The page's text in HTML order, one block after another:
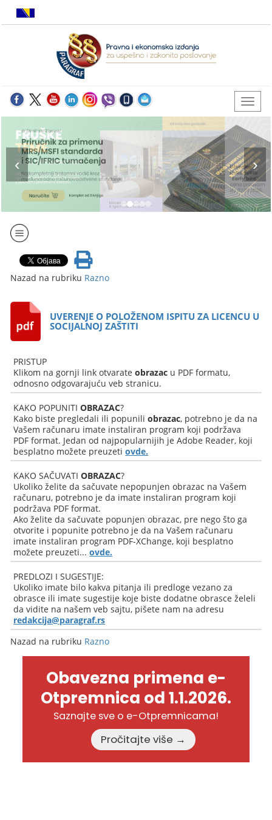
Nazad na rubriku Razno
UVERENJE O POLOŽENOM ISPITU ZA LICENCU U
SOCIJALNOJ ZAŠTITI
PRISTUP
Klikom na gornji link otvarateobrazac u PDF formatu,
odnosno odgovarajuću veb stranicu.
KAKO POPUNITIOBRAZAC?
Kako biste pregledali ili popuniliobrazac, potrebno je da na
Vašem računaru imate instaliran program koji podržava
PDF format. Jedan od najpopularnijih je Adobe Reader, koji
besplatno možete preuzetiovde.
KAKO SAČUVATIOBRAZAC?
Ukoliko želite da sačuvate nepopunjen obrazac na Vašem
računaru, potrebno je da imate instaliran program koji
podržava PDF format.
Ako želite da sačuvate popunjen obrazac, pre nego što ga
otvorite i popunite potrebno je da na Vašem računaru
imate instaliran program PDF-XChange, koji besplatno
možete preuzeti...ovde.
PREDLOZI I SUGESTIJE:
Ukoliko imate bilo kakva pitanja ili predloge vezano za
obrasce ili imate sugestije koje biste dodatne obrasce želeli
da vidite na našem veb sajtu, pišete nam na adresu
redakcija@paragraf.rs
Nazad na rubriku Razno
Obavezna primena e-
Otpremnica od 1.1.2026.
Saznajte sve o e-Otpremnicama!
Pročitajte više →